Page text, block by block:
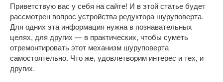
Приветствую вас у себя на сайте! И в этой статье будет
рассмотрен вопрос устройства редуктора шуруповерта.
Для одних эта информация нужна в познавательных
целях, для других — в практических, чтобы суметь
отремонтировать этот механизм шуруповерта
самостоятельно. Что же, удовлетворим интерес и тех, и
других.